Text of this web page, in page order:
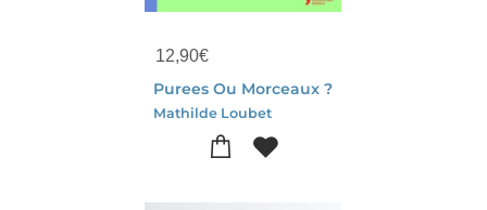
12,90€
Purees Ou Morceaux ?
Mathilde Loubet